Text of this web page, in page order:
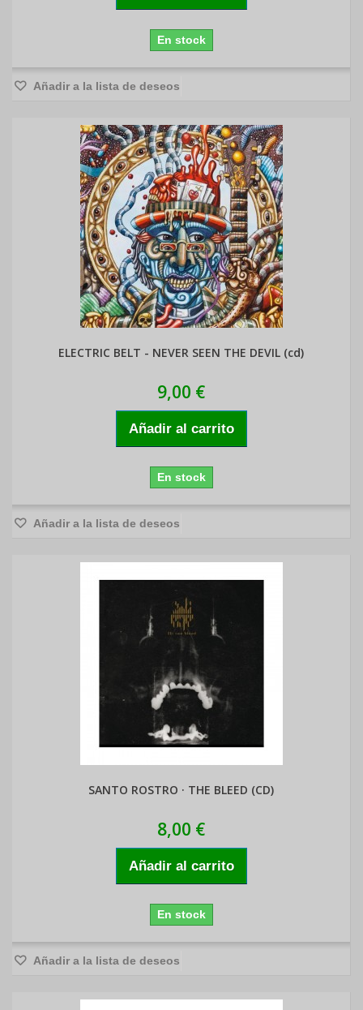
En stock
Añadir a la lista de deseos
ELECTRIC BELT - NEVER SEEN THE DEVIL (cd)
9,00 €
Añadir al carrito
En stock
Añadir a la lista de deseos
SANTO ROSTRO · THE BLEED (CD)
8,00 €
Añadir al carrito
En stock
Añadir a la lista de deseos